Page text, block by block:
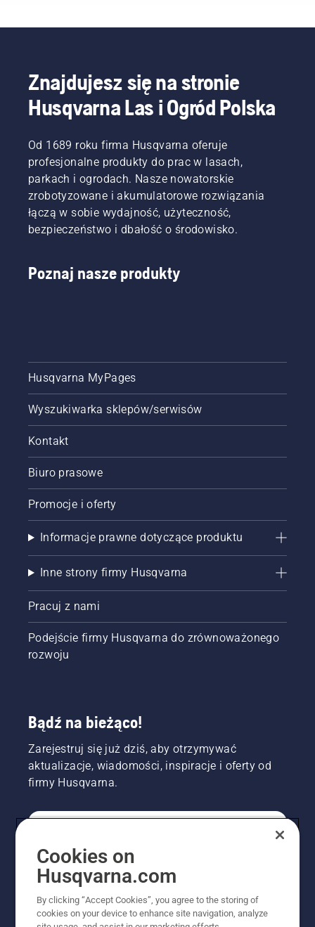
w
swoich
krajach.
Stanowią
H-Team.
Są też
naszymi
najbardziej
wymagającymi
użytkownikami.
Tarcza
tnąca do
trawy
umożliwia
cięcie
grubej
co
pozwala
na
szybsze i
Obejrzyj
ten
tnącą do
trawy.
Znajdujesz się na stronie
Husqvarna Las i Ogród Polska
Od 1689 roku firma Husqvarna oferuje
profesjonalne produkty do prac w lasach,
parkach i ogrodach. Nasze nowatorskie
zrobotyzowane i akumulatorowe rozwiązania
łączą w sobie wydajność, użyteczność,
bezpieczeństwo i dbałość o środowisko.
Poznaj nasze produkty
Husqvarna MyPages
Wyszukiwarka sklepów/serwisów
Kontakt
Biuro prasowe
Promocje i oferty
Informacje prawne dotyczące produktu
Inne strony firmy Husqvarna
Pracuj z nami
Podejście firmy Husqvarna do zrównoważonego
rozwoju
Bądź na bieżąco!
Zarejestruj się już dziś, aby otrzymywać
aktualizacje, wiadomości, inspiracje i oferty od
firmy Husqvarna.
PROFESJONALISTA
Cookies on
Husqvarna.com
By clicking “Accept Cookies”, you agree to the storing of
cookies on your device to enhance site navigation, analyze